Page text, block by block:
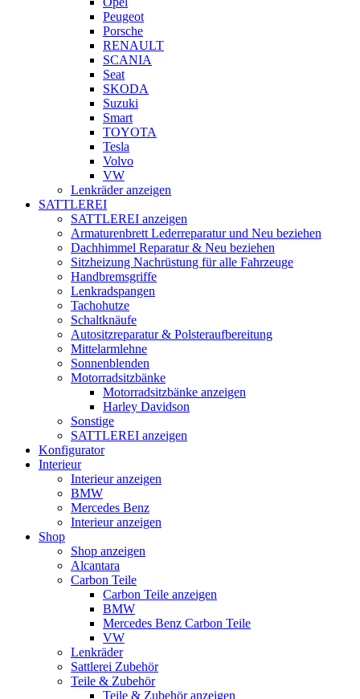
Peugeot
Porsche
RENAULT
SCANIA
Seat
SKODA
Suzuki
Smart
TOYOTA
Tesla
Volvo
VW
Lenkräder anzeigen
SATTLEREI
SATTLEREI anzeigen
Armaturenbrett Lederreparatur und Neu beziehen
Dachhimmel Reparatur & Neu beziehen
Sitzheizung Nachrüstung für alle Fahrzeuge
Handbremsgriffe
Lenkradspangen
Tachohutze
Schaltknäufe
Autositzreparatur & Polsteraufbereitung
Mittelarmlehne
Sonnenblenden
Motorradsitzbänke
Motorradsitzbänke anzeigen
Harley Davidson
Sonstige
SATTLEREI anzeigen
Konfigurator
Interieur
Interieur anzeigen
BMW
Mercedes Benz
Interieur anzeigen
Shop
Shop anzeigen
Alcantara
Carbon Teile
Carbon Teile anzeigen
BMW
Mercedes Benz Carbon Teile
VW
Lenkräder
Sattlerei Zubehör
Teile & Zubehör
Teile & Zubehör anzeigen